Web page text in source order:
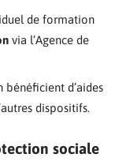
de formation
via l’Agence de
d’aides
dispositifs.
sociale